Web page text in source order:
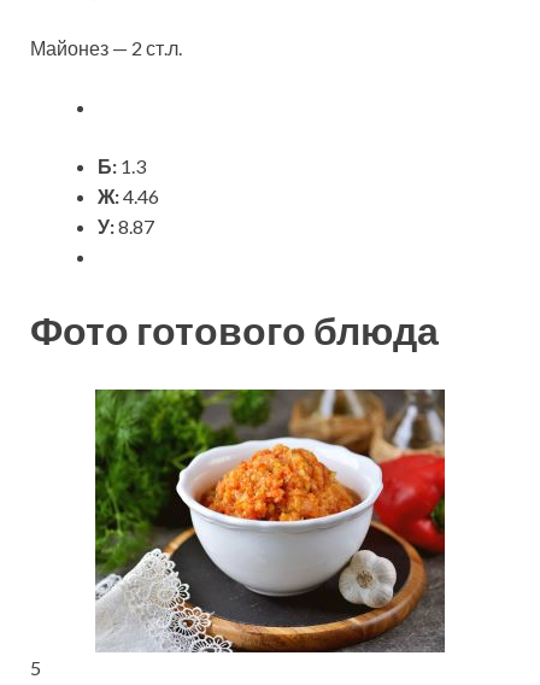
Майонез — 2 ст.л.
Б: 1.3
Ж:4.46
У:8.87
Фото готового блюда
5